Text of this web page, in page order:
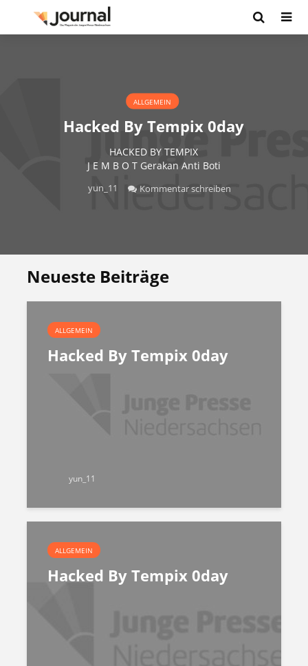
ALLGEMEIN
Hacked By Tempix 0day
HACKED BY TEMPIX
J E M B O T Gerakan Anti Boti
yun_11 Kommentar schreiben
Neueste Beiträge
ALLGEMEIN
Hacked By Tempix 0day
yun_11
ALLGEMEIN
Hacked By Tempix 0day